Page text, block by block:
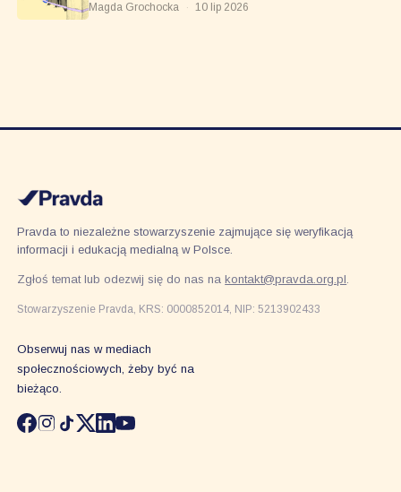
Magda Grochocka · 10 lip 2026
Pravda to niezależne stowarzyszenie zajmujące się weryfikacją
informacji i edukacją medialną w Polsce.
Zgłoś temat lub odezwij się do nas nakontakt@pravda.org.pl.
Stowarzyszenie Pravda, KRS: 0000852014, NIP: 5213902433
Obserwuj nas w mediach
społecznościowych, żeby być na
bieżąco.